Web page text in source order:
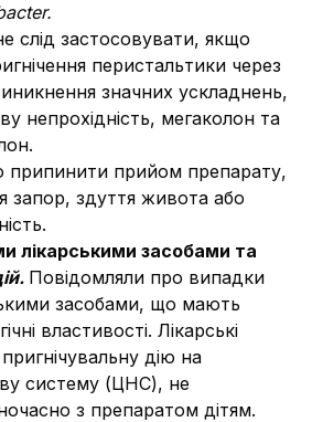
слід застосовувати, якщо
перистальтики через
значних ускладнень,
непрохідність, мегаколон та
припинити прийом препарату,
запор, здуття живота або
лікарськими засобами та
Повідомляли про випадки
засобами, що мають
властивості. Лікарські
дію на
систему (ЦНС), не
з препаратом дітям.